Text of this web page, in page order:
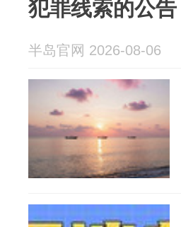
犯罪线索的公告
半岛官网 2026-08-06